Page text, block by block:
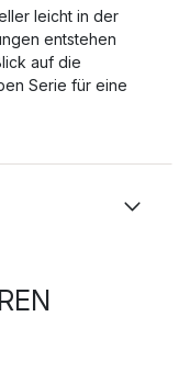
leicht in der
entstehen
auf die
Serie für eine